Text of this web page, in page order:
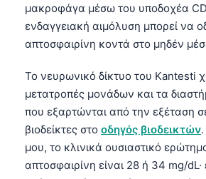
μακροφάγα μέσω του υποδοχέα
ενδαγγειακή αιμόλυση μπορεί να
απτοσφαιρίνη κοντά στο μηδέν
Το νευρωνικό δίκτυο του Kantesti
μετατροπές μονάδων και τα
που εξαρτώνται από την εξέταση
βιοδείκτες στο οδηγός βιοδεικτών
μου, το κλινικά ουσιαστικό
απτοσφαιρίνη είναι 28 ή 34 mg/dL·